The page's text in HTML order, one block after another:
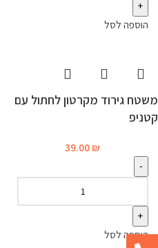
הוספה לסל
משטח גירוד מקרטון לחתול עם
קטניפ
39.00 ₪
הוספה לסל